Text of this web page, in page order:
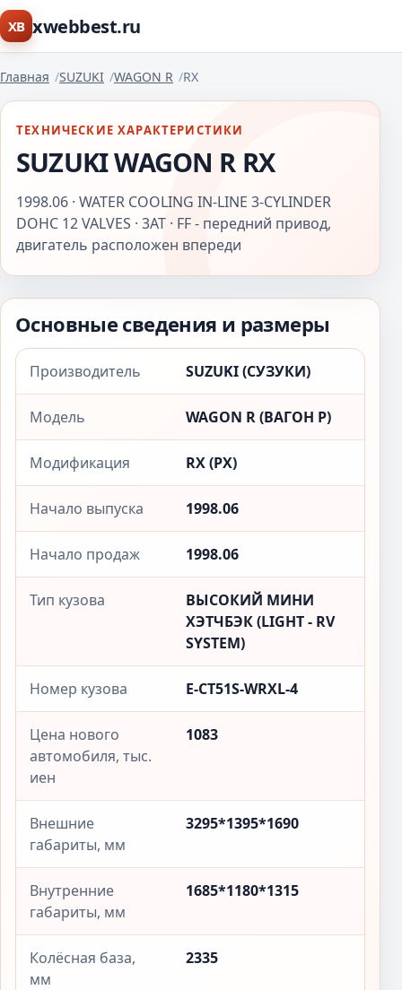
XB xwebbest.ru
Главная SUZUKI WAGON R RX
ТЕХНИЧЕСКИЕ ХАРАКТЕРИСТИКИ
SUZUKI WAGON R RX
1998.06 · WATER COOLING IN-LINE 3-CYLINDER
DOHC 12 VALVES · 3AT · FF - передний привод,
двигатель расположен впереди
Основные сведения и размеры
Производитель SUZUKI (СУЗУКИ)
Модель WAGON R (ВАГОН Р)
Модификация RX (РX)
Начало выпуска 1998.06
Начало продаж 1998.06
Тип кузова
ВЫСОКИЙ МИНИ
ХЭТЧБЭК (LIGHT - RV
SYSTEM)
Номер кузова E-CT51S-WRXL-4
Цена нового
автомобиля, тыс.
иен
1083
Внешние
габариты, мм
3295*1395*1690
Внутренние
габариты, мм
1685*1180*1315
Колёсная база,
мм
2335